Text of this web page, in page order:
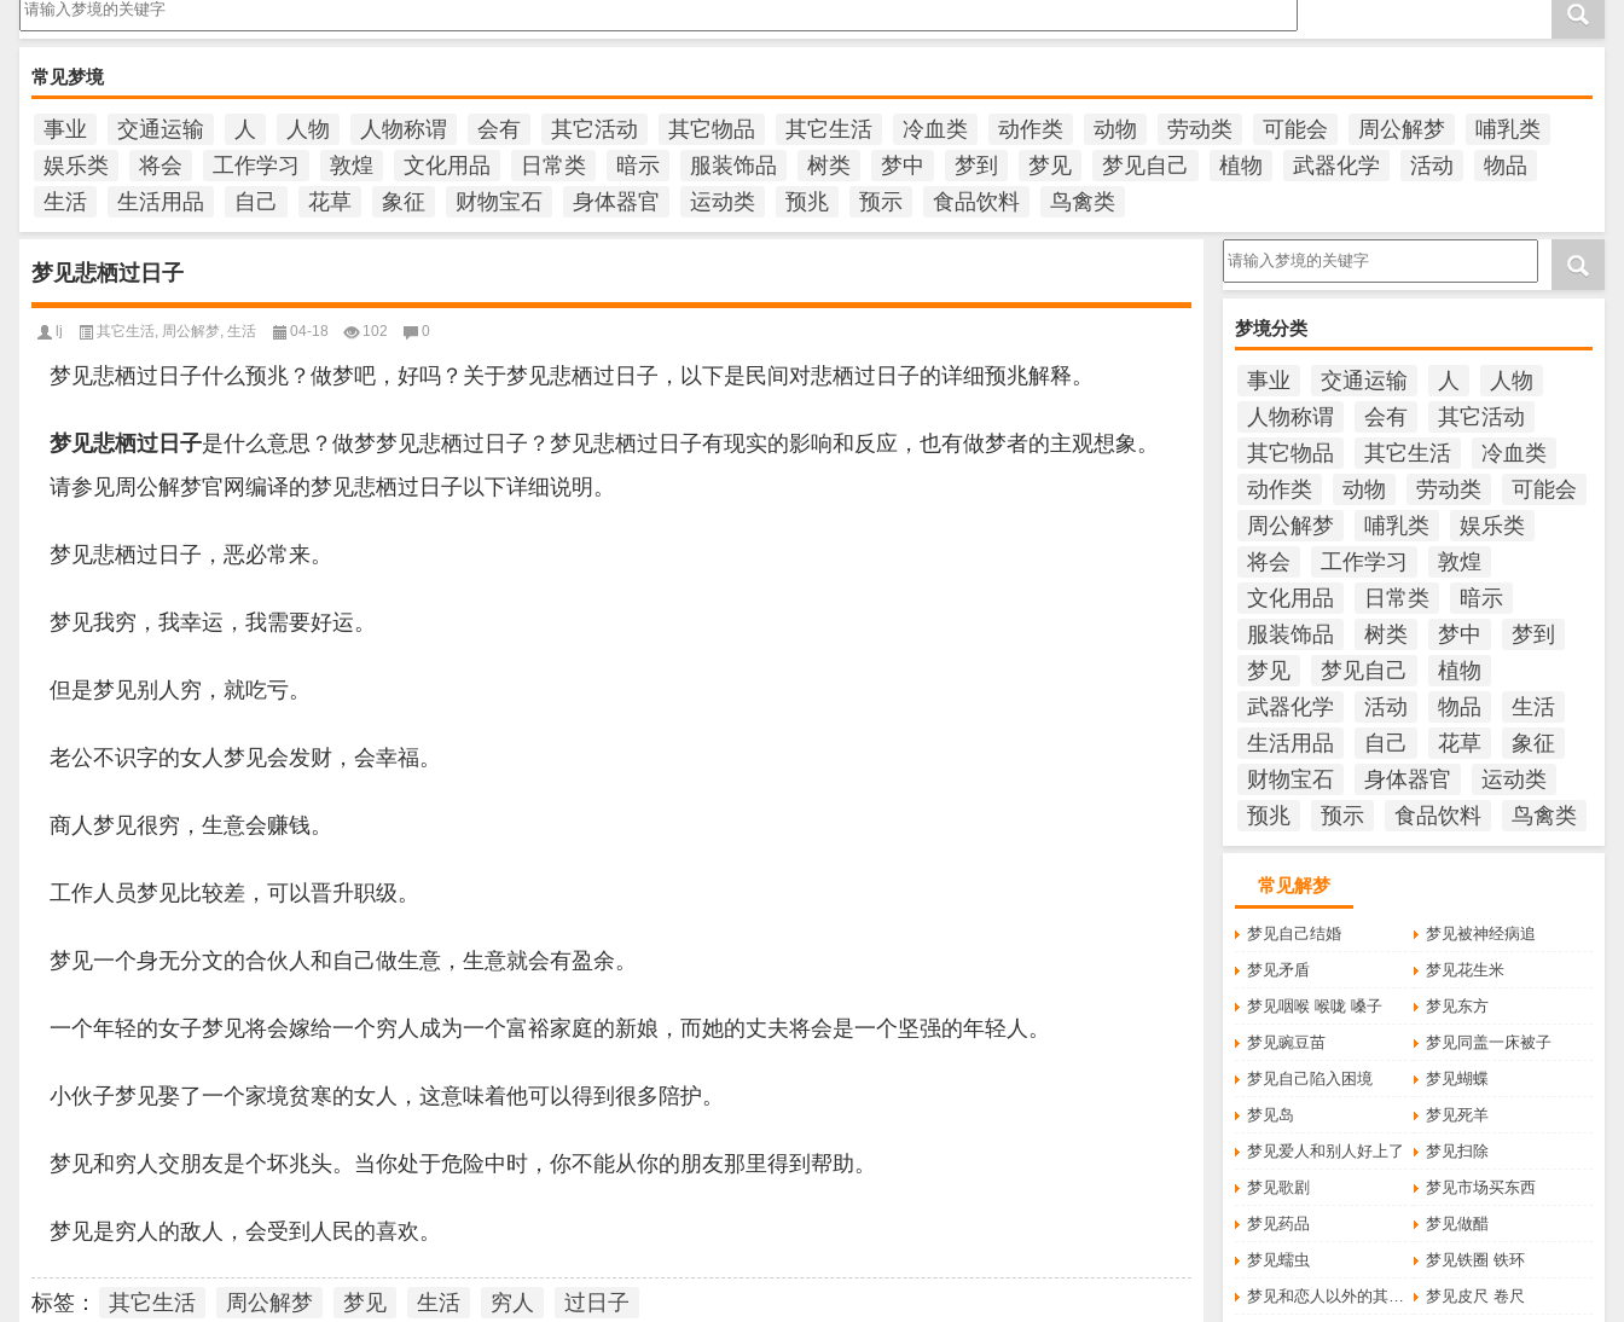
常见梦境
事业 交通运输 人 人物 人物称谓 会有 其它活动 其它物品 其它生活 冷血类 动作类 动物 劳动类 可能会 周公解梦
哺乳类
娱乐类
将会 工作学习 敦煌 文化用品 日常类 暗示 服装饰品 树类 梦中 梦到 梦见 梦见自己 植物 武器化学 活动
物品
生活
生活用品 自己 花草 象征 财物宝石 身体器官 运动类 预兆 预示 食品饮料 鸟禽类
梦境分类
事业 交通运输 人
人物
人物称谓
会有
其它活动
其它物品
其它生活
冷血类
动作类
动物 劳动类
可能会
周公解梦
哺乳类
娱乐类
将会
工作学习
敦煌
文化用品
日常类
暗示
服装饰品
树类 梦中
梦到
梦见
梦见自己
植物
武器化学
活动 物品
生活
生活用品
自己 花草
象征
财物宝石
身体器官
运动类
预兆
预示 食品饮料 鸟禽类
常见解梦
梦见自己结婚
梦见被神经病追
梦见矛盾
梦见花生米
梦见咽喉 喉咙 嗓子
梦见东方
梦见豌豆苗
梦见同盖一床被子
梦见自己陷入困境
梦见蝴蝶
梦见岛
梦见死羊
梦见爱人和别人好上了
梦见扫除
梦见歌剧
梦见市场买东西
梦见药品
梦见做醋
梦见蠕虫
梦见铁圈 铁环
梦见和恋人以外的其他人做爱
梦见皮尺 卷尺
梦见悲栖过日子
lj 其它生活, 周公解梦, 生活 04-18 102 0
梦见悲栖过日子什么预兆？做梦吧，好吗？关于梦见悲栖过日子，以下是民间对悲栖过日子的详细预兆解释。
梦见悲栖过日子是什么意思？做梦梦见悲栖过日子？梦见悲栖过日子有现实的影响和反应，也有做梦者的主观想象。
请参见周公解梦官网编译的梦见悲栖过日子以下详细说明。
梦见悲栖过日子，恶必常来。
梦见我穷，我幸运，我需要好运。
但是梦见别人穷，就吃亏。
老公不识字的女人梦见会发财，会幸福。
商人梦见很穷，生意会赚钱。
工作人员梦见比较差，可以晋升职级。
梦见一个身无分文的合伙人和自己做生意，生意就会有盈余。
一个年轻的女子梦见将会嫁给一个穷人成为一个富裕家庭的新娘，而她的丈夫将会是一个坚强的年轻人。
小伙子梦见娶了一个家境贫寒的女人，这意味着他可以得到很多陪护。
梦见和穷人交朋友是个坏兆头。当你处于危险中时，你不能从你的朋友那里得到帮助。
梦见是穷人的敌人，会受到人民的喜欢。
标签： 其它生活 周公解梦 梦见 生活 穷人 过日子